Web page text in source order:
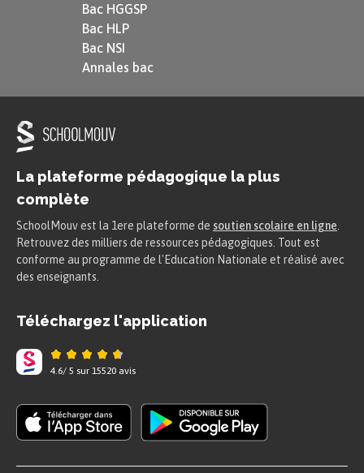
Bac HGGSP
Bac HLP
Bac NSI
Annales bac
La plateforme pédagogique la plus
complète
SchoolMouv est la 1ere plateforme de soutien scolaire en ligne
Retrouvez des milliers de ressources pédagogiques. Tout est
conforme au programme de l'Education Nationale et réalisé avec
des enseignants.
Téléchargez l'application
4.6/ 5 sur 15520 avis